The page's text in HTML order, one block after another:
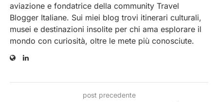
aviazione e fondatrice della community Travel
Blogger Italiane. Sui miei blog trovi itinerari culturali,
musei e destinazioni insolite per chi ama esplorare il
mondo con curiosità, oltre le mete più conosciute.
post precedente